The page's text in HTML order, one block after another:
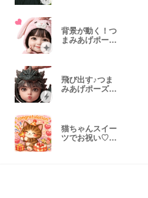
背景が動く！つ
まみあげポーズ
飛び出す♪つま
みあげポーズ男
猫ちゃんスイー
ツでお祝い♡誕